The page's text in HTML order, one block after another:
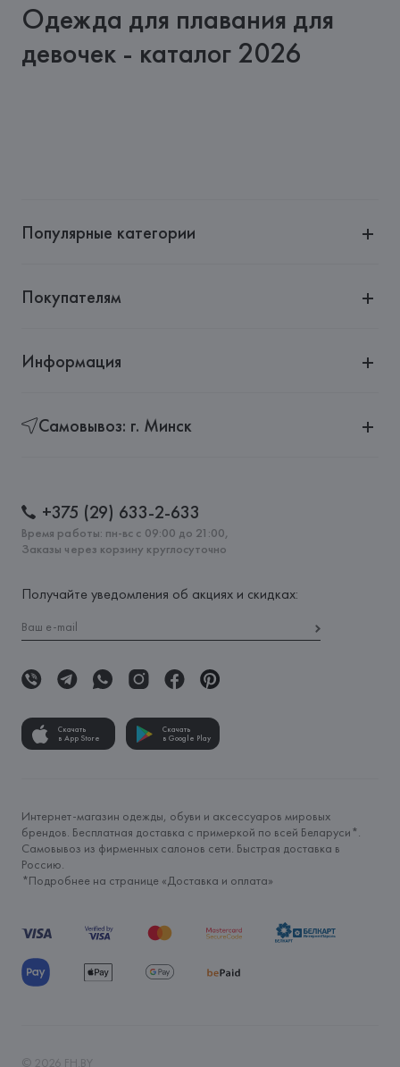
Одежда для плавания для
девочек - каталог 2026
Популярные категории
Покупателям
Информация
Самовывоз: г. Минск
+375 (29) 633-2-633
Время работы: пн-вс с 09:00 до 21:00,
Заказы через корзину круглосуточно
Получайте уведомления об акциях и скидках:
Скачать
в App Store
Скачать
в Google Play
Интернет-магазин одежды, обуви и аксессуаров мировых
брендов. Бесплатная доставка с примеркой по всей Беларуси*.
Самовывоз из фирменных салонов сети. Быстрая доставка в
Россию.
*Подробнее на странице «Доставка и оплата»
© 2026 FH.BY